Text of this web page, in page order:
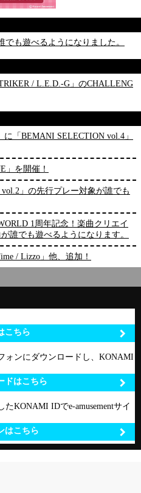
も遊べるようになりました。
/ L.E.D.-G」のCHALLENG
「BEMANI SELECTION vol.4」
」を開催！
」の先行プレー対象が誰でも
1周年記念！楽曲クリエイ
誰でも遊べるようになります。
/ Lizzo」他、追加！
こちら
ォンにダウンロードし、KONAMI
ドはこちら
たKONAMI IDでe-amusementサイ
はこちら